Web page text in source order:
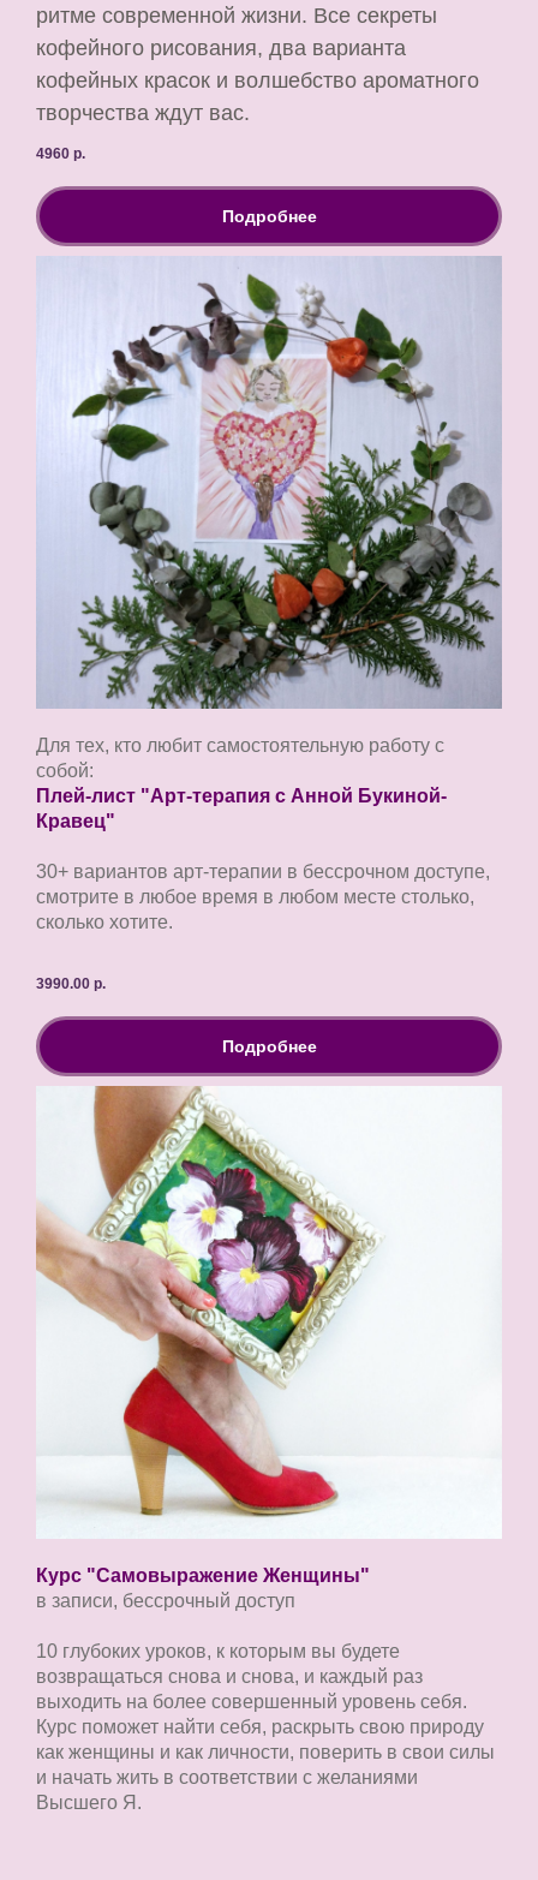
ритме современной жизни. Все секреты
кофейного рисования, два варианта
кофейных красок и волшебство ароматного
творчества ждут вас.
4960 р.
Подробнее
Для тех, кто любит самостоятельную работу с
собой:
Плей-лист "Арт-терапия с Анной Букиной-
Кравец"
30+ вариантов арт-терапии в бессрочном доступе,
смотрите в любое время в любом месте столько,
сколько хотите.
3990.00 р.
Подробнее
Курс "Самовыражение Женщины"
в записи, бессрочный доступ
10 глубоких уроков, к которым вы будете
возвращаться снова и снова, и каждый раз
выходить на более совершенный уровень себя.
Курс поможет найти себя, раскрыть свою природу
как женщины и как личности, поверить в свои силы
и начать жить в соответствии с желаниями
Высшего Я.